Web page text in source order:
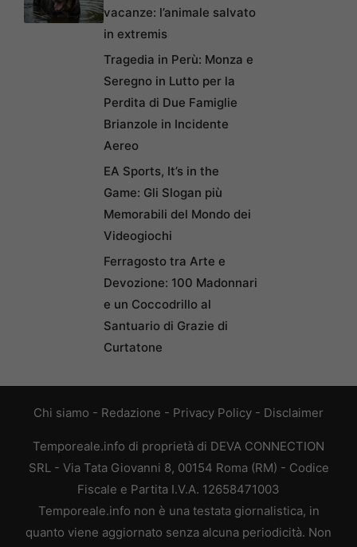
vacanze: l’animale salvato
in extremis
Tragedia in Perù: Monza e
Seregno in Lutto per la
Perdita di Due Famiglie
Brianzole in Incidente
Aereo
EA Sports, It’s in the
Game: Gli Slogan più
Memorabili del Mondo dei
Videogiochi
Ferragosto tra Arte e
Devozione: 100 Madonnari
e un Coccodrillo al
Santuario di Grazie di
Curtatone
Chi siamo - Redazione - Privacy Policy - Disclaimer
Temporeale.info di proprietà di DEVA CONNECTION
SRL - Via Tata Giovanni 8, 00154 Roma (RM) - Codice
Fiscale e Partita I.V.A. 12658471003
Temporeale.info non è una testata giornalistica, in
quanto viene aggiornato senza alcuna periodicità. Non